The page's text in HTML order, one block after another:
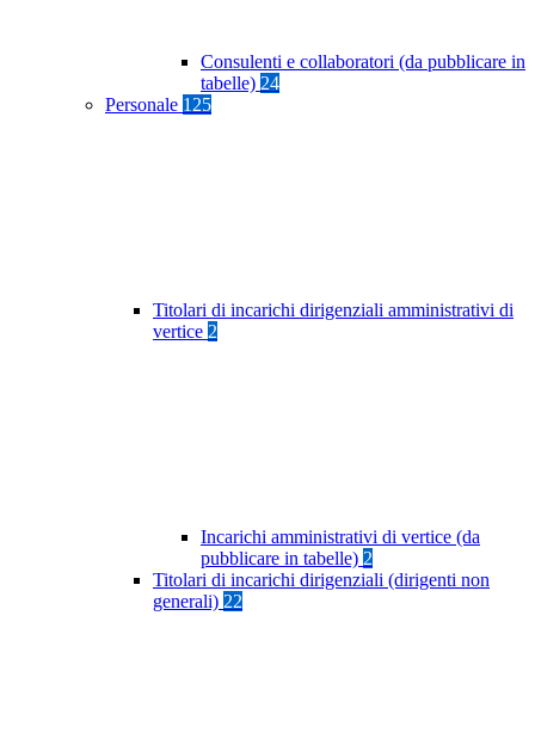
Consulenti e collaboratori (da pubblicare in
tabelle) 24
Personale 125
Titolari di incarichi dirigenziali amministrativi di
vertice 2
Incarichi amministrativi di vertice (da
pubblicare in tabelle) 2
Titolari di incarichi dirigenziali (dirigenti non
generali) 22